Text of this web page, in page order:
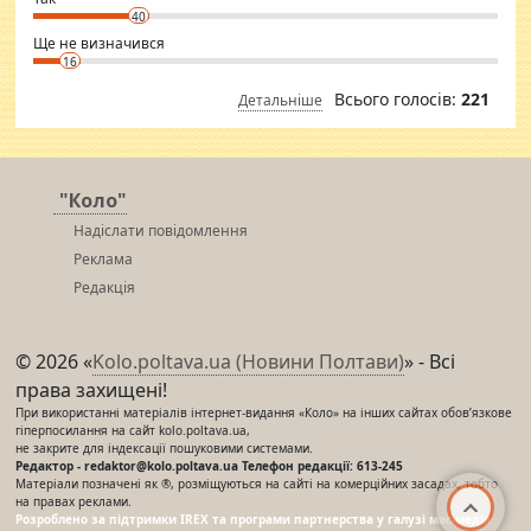
40
Ще не визначився
16
Детальніше Всього голосів: 221
"Коло"
Надіслати повідомлення
Реклама
Редакція
© 2026 «Kolo.poltava.ua (Новини Полтави)» - Всі
права захищені!
При використанні матеріалів інтернет-видання «Коло» на інших сайтах обов’язкове
гіперпосилання на сайт kolo.poltava.ua,
не закрите для індексації пошуковими системами.
Редактор - redaktor@kolo.poltava.ua Телефон редакції: 613-245
Матеріали позначені як ®, розміщуються на сайті на комерційних засадах, тобто
на правах реклами.
Розроблено за підтримки IREX та програми партнерства у галузі мас-медіа